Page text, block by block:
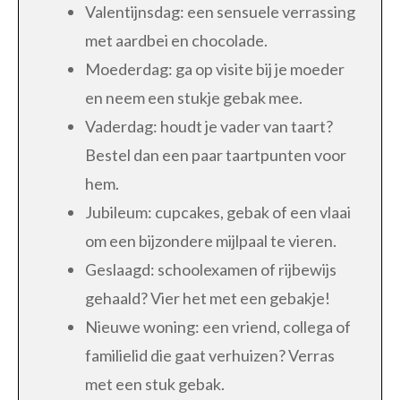
Valentijnsdag: een sensuele verrassing
met aardbei en chocolade.
Moederdag: ga op visite bij je moeder
en neem een stukje gebak mee.
Vaderdag: houdt je vader van taart?
Bestel dan een paar taartpunten voor
hem.
Jubileum: cupcakes, gebak of een vlaai
om een bijzondere mijlpaal te vieren.
Geslaagd: schoolexamen of rijbewijs
gehaald? Vier het met een gebakje!
Nieuwe woning: een vriend, collega of
familielid die gaat verhuizen? Verras
met een stuk gebak.